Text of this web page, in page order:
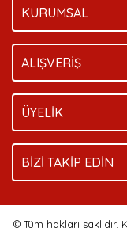
KURUMSAL
ALIŞVERİŞ
ÜYELİK
BİZİ TAKİP EDİN
© Tüm hakları